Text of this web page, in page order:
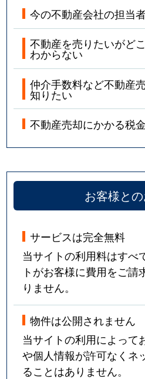
今の不動産会社の担当
不動産を売りたいがど
わからない
仲介手数料など不動産
知りたい
不動産売却にかかる税
お客様と
サービスは完全無料
当サイトの利用料はすべ
トがお客様に費用をご請
りません。
物件は公開されません
当サイトの利用によって
や個人情報が許可なくネ
ることはありません。